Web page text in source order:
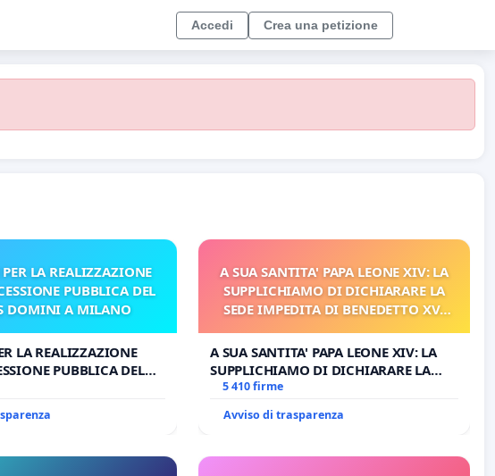
Accedi Crea una petizione
LA REALIZZAZIONE
PUBBLICA DEL
DOMINI A MILANO
LA REALIZZAZIONE
PUBBLICA DEL
A MILANO
A SUA SANTITA' PAPA LEONE XIV: LA
SUPPLICHIAMO DI DICHIARARE LA
SEDE IMPEDITA DI BENEDETTO XVI
PROCESSO
A SUA SANTITA' PAPA LEONE XIV: LA
SUPPLICHIAMO DI DICHIARARE LA
SEDE IMPEDITA DI BENEDETTO XVI E/O
DI FAR APRIRE IL RELATIVO PROCESSO
5 410 firme
Avviso di trasparenza